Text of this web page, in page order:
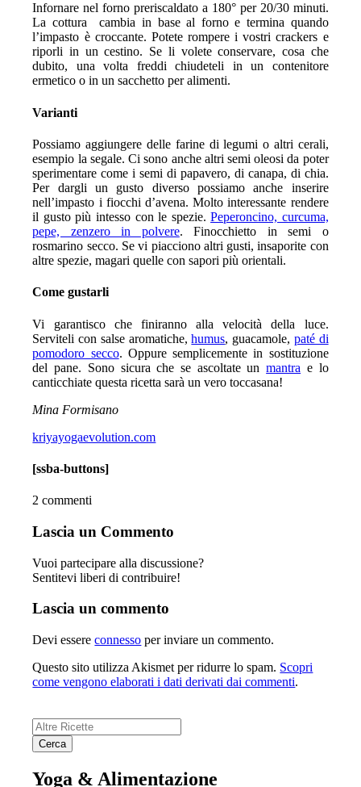
Infornare nel forno preriscaldato a 180° per 20/30 minuti.
La cottura cambia in base al forno e termina quando
l’impasto è croccante. Potete rompere i vostri crackers e
riporli in un cestino. Se li volete conservare, cosa che
dubito, una volta freddi chiudeteli in un contenitore
ermetico o in un sacchetto per alimenti.
Varianti
Possiamo aggiungere delle farine di legumi o altri cerali,
esempio la segale. Ci sono anche altri semi oleosi da poter
sperimentare come i semi di papavero, di canapa, di chia.
Per dargli un gusto diverso possiamo anche inserire
nell’impasto i fiocchi d’avena. Molto interessante rendere
il gusto più intesso con le spezie.Peperoncino, curcuma,
pepe, zenzero in polvere. Finocchietto in semi o
rosmarino secco. Se vi piacciono altri gusti, insaporite con
altre spezie, magari quelle con sapori più orientali.
Come gustarli
Vi garantisco che finiranno alla velocità della luce.
Serviteli con salse aromatiche,humus, guacamole, paté di
pomodoro secco. Oppure semplicemente in sostituzione
del pane. Sono sicura che se ascoltate unmantra e lo
canticchiate questa ricetta sarà un vero toccasana!
Mina Formisano
kriyayogaevolution.com
[ssba-buttons]
2 commenti
Lascia un Commento
Vuoi partecipare alla discussione?
Sentitevi liberi di contribuire!
Lascia un commento
Devi essereconnesso per inviare un commento.
Questo sito utilizza Akismet per ridurre lo spam. Scopri
come vengono elaborati i dati derivati dai commenti.
Yoga & Alimentazione